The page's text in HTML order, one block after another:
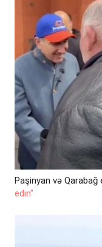
Paşinyan və
edin"